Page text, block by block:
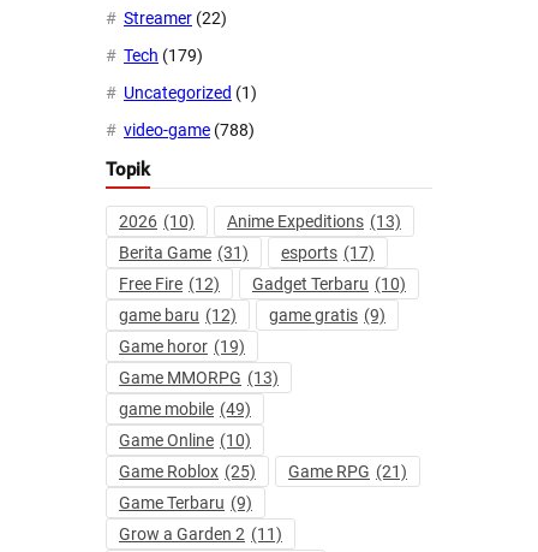
Streamer (22)
Tech (179)
Uncategorized (1)
video-game (788)
Topik
2026 (10) Anime Expeditions (13)
Berita Game (31) esports (17)
Free Fire (12) Gadget Terbaru (10)
game baru (12) game gratis (9)
Game horor (19)
Game MMORPG (13)
game mobile (49)
Game Online (10)
Game Roblox (25) Game RPG (21)
Game Terbaru (9)
Grow a Garden 2 (11)